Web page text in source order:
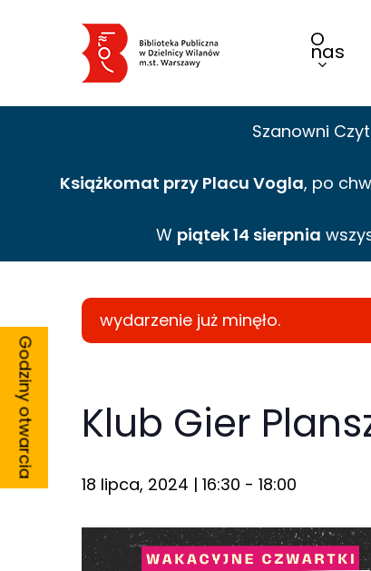
O
nas
Szanowni
Książkomat przy Placu Vogla, po
W piątek 14 sierpnia
wydarzenie już minęło.
Klub Gier
18 lipca, 2024 | 16:30 - 18:00
Godziny otwarcia
Konieczne
Te pliki cookie